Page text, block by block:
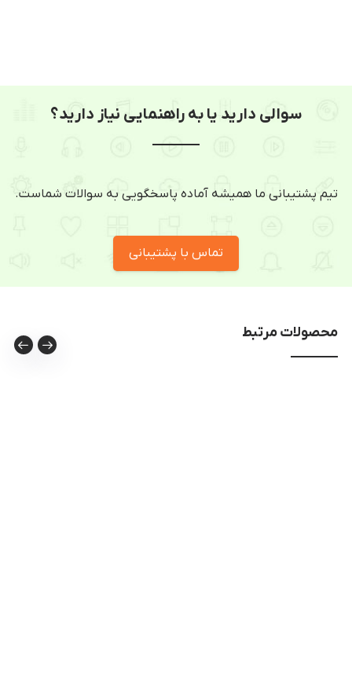
سوالی دارید یا به راهنمایی نیاز دارید؟
تیم پشتیبانی ما همیشه آماده پاسخگویی به سوالات شماست.
تماس با پشتیبانی
محصولات مرتبط